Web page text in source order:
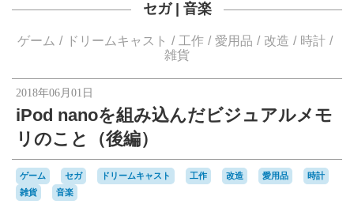
セガ| 音楽
ゲーム ドリームキャスト 工作 愛用品 改造
時計
雑貨
2018年06月01日
iPod nanoを組み込んだビジュアルメモ
リのこと（後編）
ゲーム セガ ドリームキャスト 工作 改造 愛用品
時計
雑貨
音楽